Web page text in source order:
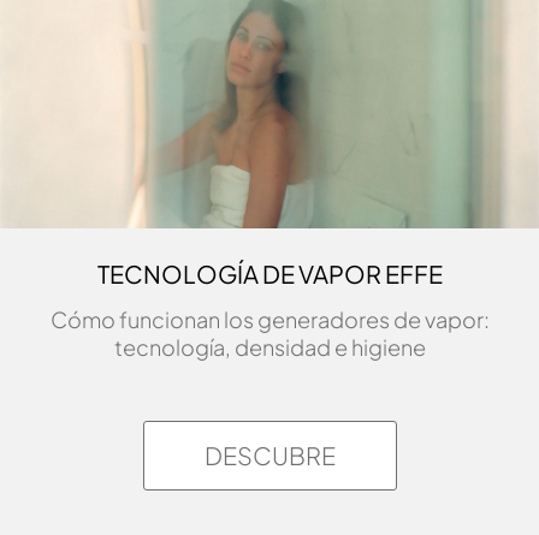
TECNOLOGÍA DE VAPOR EFFE
Cómo funcionan los generadores de vapor:
tecnología, densidad e higiene
DESCUBRE